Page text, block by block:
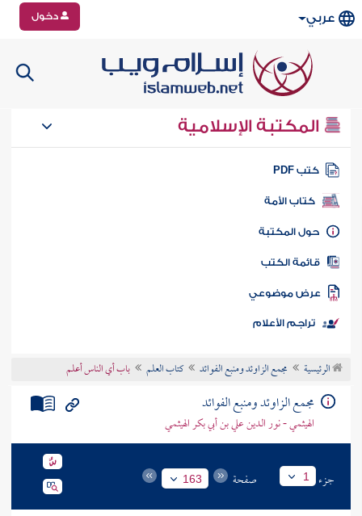
عربي دخول
المكتبة الإسلامية
كتب PDF
كتاب الأمة
المكتبة
الكتب
موضوعي
تراجم الأعلام
الرئيسية مجمع الزاوئد ومنبع الفوائد كتاب العلم باب أي الناس أعلم
مجمع الزاوئد ومنبع الفوائد
الهيثمي - نور الدين علي بن أبي بكر الهيثمي
جزء 1 صفحة 163